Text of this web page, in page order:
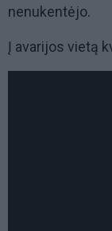
nenukentėjo.
Į avarijos vietą